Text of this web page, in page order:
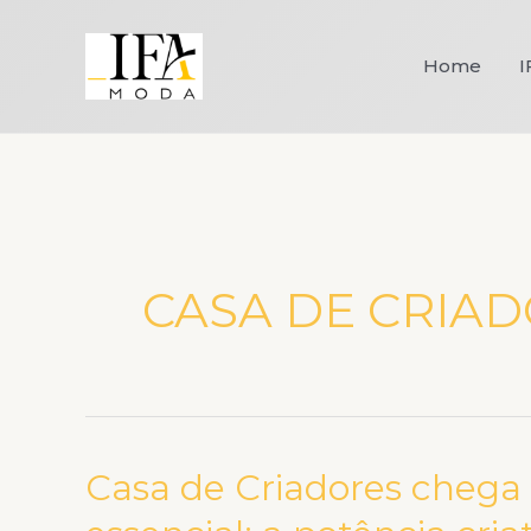
Home
CASA DE
Casa de Criadores
Casa